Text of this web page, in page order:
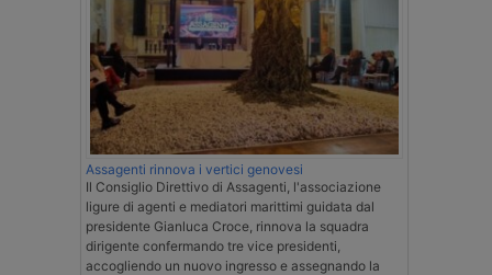
Assagenti rinnova i vertici genovesi
Il Consiglio Direttivo di Assagenti, l'associazione
ligure di agenti e mediatori marittimi guidata dal
presidente Gianluca Croce, rinnova la squadra
dirigente confermando tre vice presidenti,
accogliendo un nuovo ingresso e assegnando la